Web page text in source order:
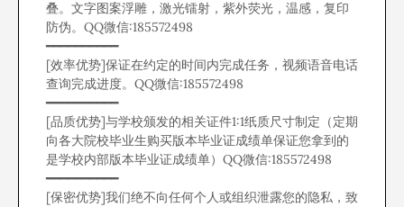
叠。文字图案浮雕，激光镭射，紫外荧光，温感，复印
防伪。QQ微信:185572498
━━━━━━━━━━
[效率优势]保证在约定的时间内完成任务，视频语音电话
查询完成进度。QQ微信:185572498
━━━━━━━━━━
[品质优势]与学校颁发的相关证件1:1纸质尺寸制定（定期
向各大院校毕业生购买版本毕业证成绩单保证您拿到的
是学校内部版本毕业证成绩单）QQ微信:185572498
━━━━━━━━━━
[保密优势]我们绝不向任何个人或组织泄露您的隐私，致